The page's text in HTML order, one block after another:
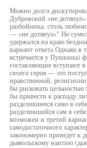
Можно долго
Дубровский «не
разбойника, столь
— «не дотянул»'' Не
удержался на краю
вариант ответа Однако в
встречается у Пушкина)
составляющие вступают
своего героя — это
нравственной,
бы рисковать цельностью
бы привести к распаду
разделившееся само в
разделившийся сам в
возможен и третий
самодостаточного
закономерно приведет к
дьявольскому наитию